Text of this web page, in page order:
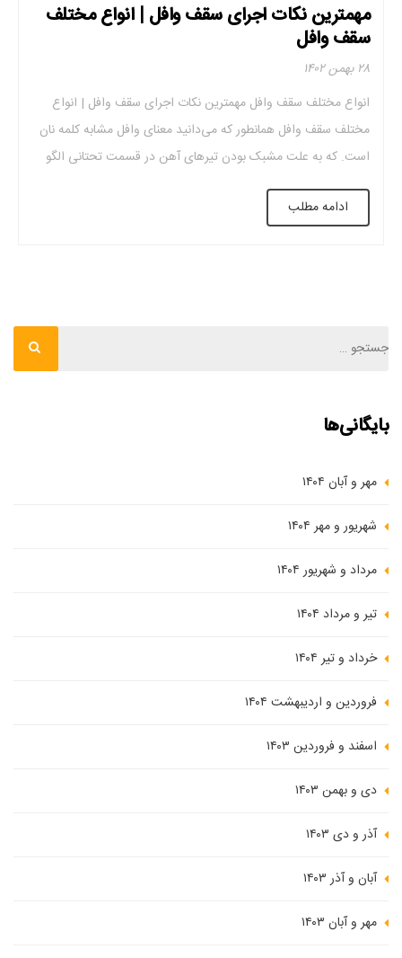
مهمترین نکات اجرای سقف وافل | انواع مختلف
سقف وافل
۲۸ بهمن ۱۴۰۲
انواع مختلف سقف وافل مهمترین نکات اجرای سقف وافل | انواع
مختلف سقف وافل همانطور که می‌دانید معنای وافل مشابه کلمه نان
است. که به علت مشبک بودن تیرهای آهن در قسمت تحتانی الگو
گرفته است. به عبارت دیگر سقف وافل به خاطر عمودی و افقی بودن
تیرهای آهن شکل مستطیلی یا مربعی پیدا می‌کند. […]
ادامه مطلب
بایگانی‌ها
مهر و آبان ۱۴۰۴
شهریور و مهر ۱۴۰۴
مرداد و شهریور ۱۴۰۴
تیر و مرداد ۱۴۰۴
خرداد و تیر ۱۴۰۴
فروردین و اردیبهشت ۱۴۰۴
اسفند و فروردین ۱۴۰۳
دی و بهمن ۱۴۰۳
آذر و دی ۱۴۰۳
آبان و آذر ۱۴۰۳
مهر و آبان ۱۴۰۳